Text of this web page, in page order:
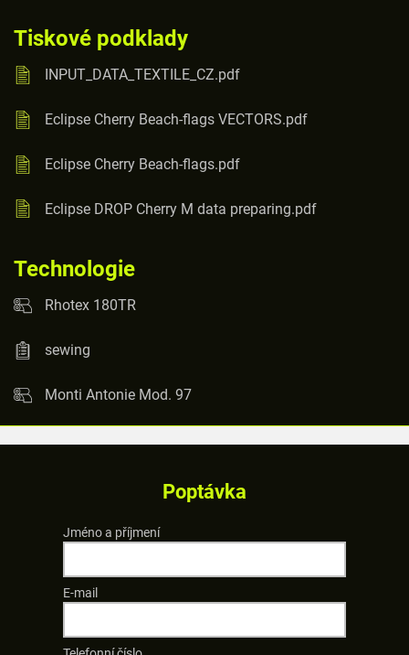
Tiskové podklady
INPUT_DATA_TEXTILE_CZ.pdf
Eclipse Cherry Beach-flags VECTORS.pdf
Eclipse Cherry Beach-flags.pdf
Eclipse DROP Cherry M data preparing.pdf
Technologie
Rhotex 180TR
sewing
Monti Antonie Mod. 97
Poptávka
Jméno a příjmení
E-mail